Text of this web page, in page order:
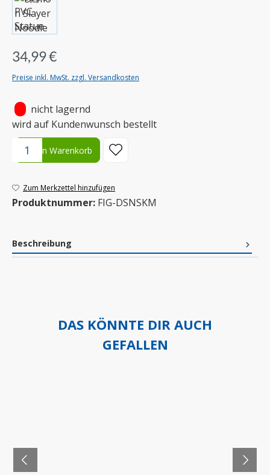
34,99 €
Preise inkl. MwSt. zzgl. Versandkosten
nicht lagernd
wird auf Kundenwunsch bestellt
Produkt Anzahl: Gib den gewünschten Wert ein oder benutze
In den Warenkorb
Zum Merkzettel hinzufügen
Produktnummer: FIG-DSNSKM
Beschreibung
DAS KÖNNTE DIR AUCH
GEFALLEN